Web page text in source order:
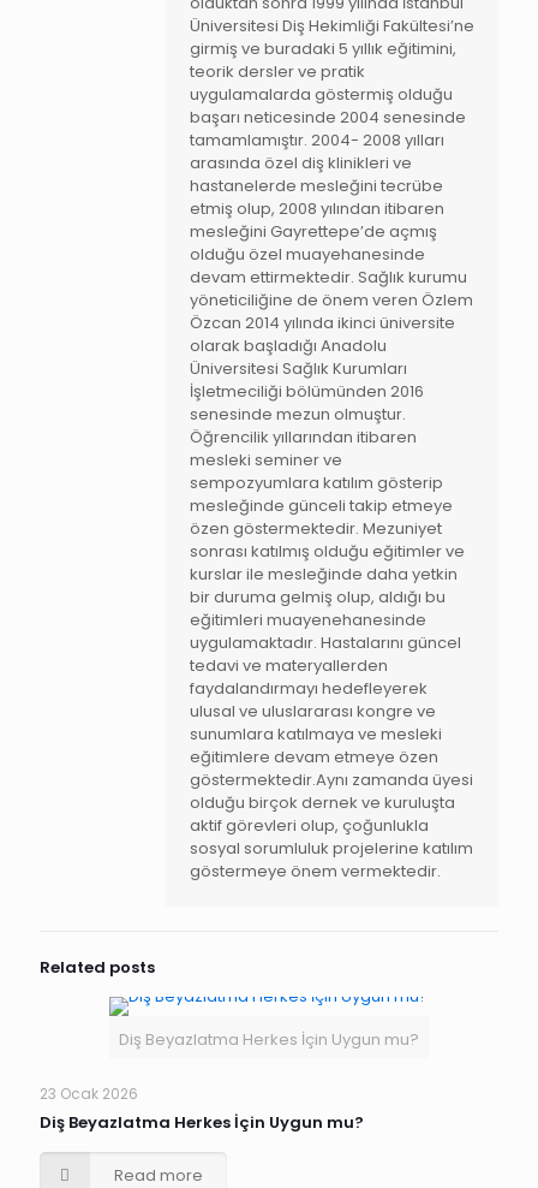
Üniversitesi Diş Hekimliği Fakültesi’ne
girmiş ve buradaki 5 yıllık eğitimini,
teorik dersler ve pratik
uygulamalarda göstermiş olduğu
başarı neticesinde 2004 senesinde
tamamlamıştır. 2004- 2008 yılları
arasında özel diş klinikleri ve
hastanelerde mesleğini tecrübe
etmiş olup, 2008 yılından itibaren
mesleğini Gayrettepe’de açmış
olduğu özel muayehanesinde
devam ettirmektedir. Sağlık kurumu
yöneticiliğine de önem veren Özlem
Özcan 2014 yılında ikinci üniversite
olarak başladığı Anadolu
Üniversitesi Sağlık Kurumları
İşletmeciliği bölümünden 2016
senesinde mezun olmuştur.
Öğrencilik yıllarından itibaren
mesleki seminer ve
sempozyumlara katılım gösterip
mesleğinde günceli takip etmeye
özen göstermektedir. Mezuniyet
sonrası katılmış olduğu eğitimler ve
kurslar ile mesleğinde daha yetkin
bir duruma gelmiş olup, aldığı bu
eğitimleri muayenehanesinde
uygulamaktadır. Hastalarını güncel
tedavi ve materyallerden
faydalandırmayı hedefleyerek
ulusal ve uluslararası kongre ve
sunumlara katılmaya ve mesleki
eğitimlere devam etmeye özen
göstermektedir.Aynı zamanda üyesi
olduğu birçok dernek ve kuruluşta
aktif görevleri olup, çoğunlukla
sosyal sorumluluk projelerine katılım
göstermeye önem vermektedir.
Related posts
Diş Beyazlatma Herkes İçin Uygun mu?
23 Ocak 2026
Diş Beyazlatma Herkes İçin Uygun mu?
Read more